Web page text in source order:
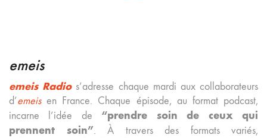
emeis
emeis Radios’adresse chaque mardi aux collaborateurs
d’emeisen France. Chaque épisode, au format podcast,
incarne l’idée de “prendre soin de ceux qui
prennent soin”. À travers des formats variés,